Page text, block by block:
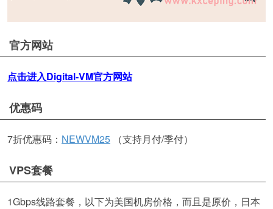
官方网站
点击进入Digital-VM官方网站
优惠码
7折优惠码： NEWVM25 （支持月付/季付）
VPS套餐
1Gbps线路套餐，以下为美国机房价格，而且是原价，日本